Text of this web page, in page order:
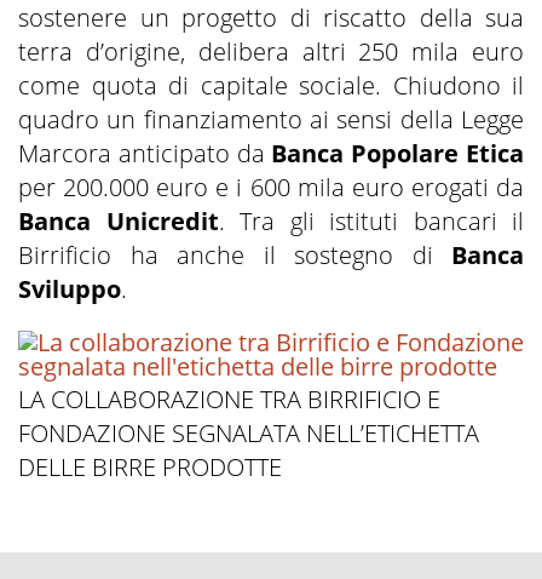
sostenere un progetto di riscatto della sua
terra d’origine, delibera altri 250 mila euro
come quota di capitale sociale. Chiudono il
quadro un finanziamento ai sensi della Legge
Marcora anticipato da Banca Popolare Etica
per 200.000 euro e i 600 mila euro erogati da
Banca Unicredit. Tra gli istituti bancari il
Birrificio ha anche il sostegno di Banca
Sviluppo.
LA COLLABORAZIONE TRA BIRRIFICIO E
FONDAZIONE SEGNALATA NELL’ETICHETTA
DELLE BIRRE PRODOTTE